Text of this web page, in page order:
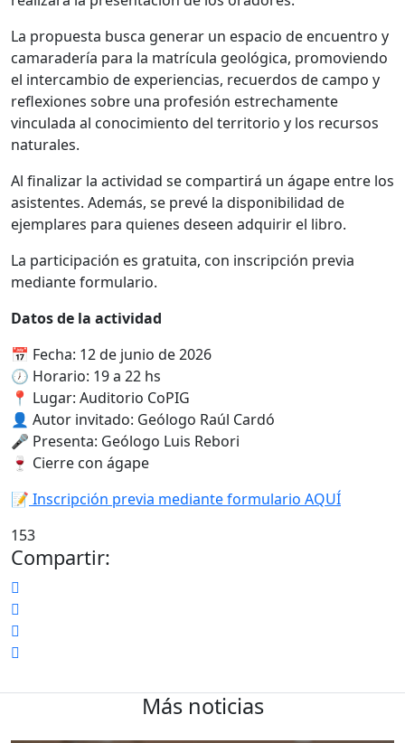
La propuesta busca generar un espacio de encuentro y
camaradería para la matrícula geológica, promoviendo
el intercambio de experiencias, recuerdos de campo y
reflexiones sobre una profesión estrechamente
vinculada al conocimiento del territorio y los recursos
naturales.
Al finalizar la actividad se compartirá un ágape entre los
asistentes. Además, se prevé la disponibilidad de
ejemplares para quienes deseen adquirir el libro.
La participación es gratuita, con inscripción previa
mediante formulario.
Datos de la actividad
📅 Fecha: 12 de junio de 2026
🕖 Horario: 19 a 22 hs
📍 Lugar: Auditorio CoPIG
👤 Autor invitado: Geólogo Raúl Cardó
🎤 Presenta: Geólogo Luis Rebori
🍷 Cierre con ágape
📝 Inscripción previa mediante formulario AQUÍ
153
Compartir:
Más noticias